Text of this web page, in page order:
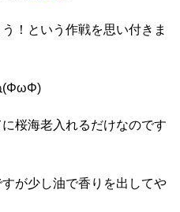
！という作戦を思い付きま
(ΦωΦ)
桜海老入れるだけなのです
が少し油で香りを出してや